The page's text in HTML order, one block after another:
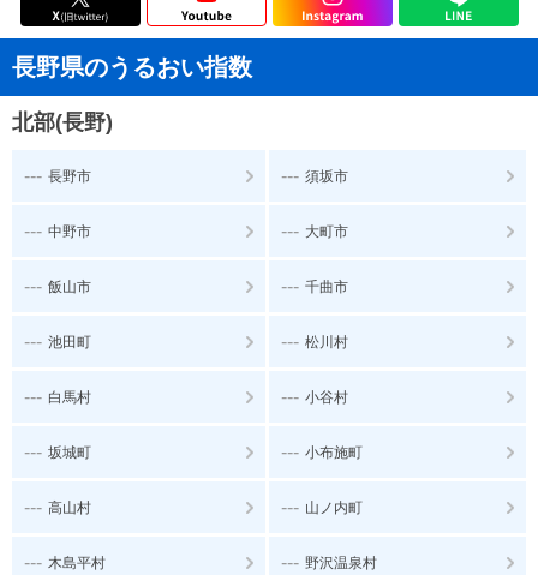
長野県のうるおい指数
北部(長野)
--- 長野市 --- 須坂市
--- 中野市 --- 大町市
--- 飯山市 --- 千曲市
--- 池田町 --- 松川村
--- 白馬村 --- 小谷村
--- 坂城町 --- 小布施町
--- 高山村 --- 山ノ内町
--- 木島平村 --- 野沢温泉村